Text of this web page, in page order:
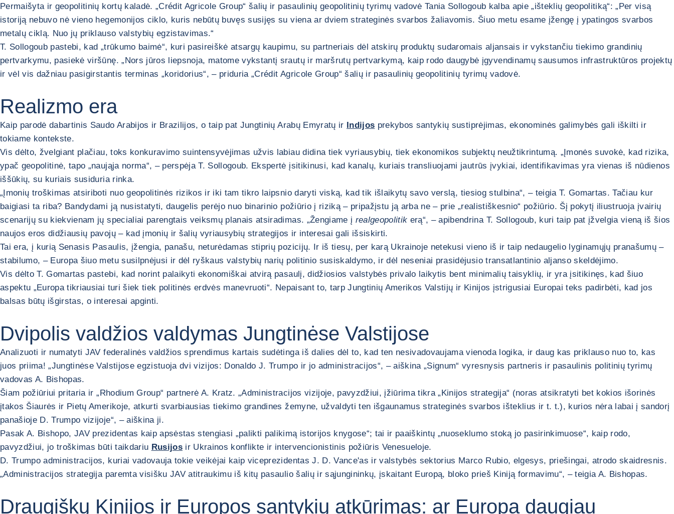
Permaišyta ir geopolitinių kortų kaladė. „Crédit Agricole Group“ šalių ir pasaulinių geopolitinių tyrimų vadovė Tania Sollogoub kalba apie „išteklių geopolitiką“: „Per visą
istoriją nebuvo nė vieno hegemonijos ciklo, kuris nebūtų buvęs susijęs su viena ar dviem strateginės svarbos žaliavomis. Šiuo metu esame įžengę į ypatingos svarbos
metalų ciklą. Nuo jų priklauso valstybių egzistavimas.“
T. Sollogoub pastebi, kad „trūkumo baimė“, kuri pasireiškė atsargų kaupimu, su partneriais dėl atskirų produktų sudaromais aljansais ir vykstančiu tiekimo grandinių
pertvarkymu, pasiekė viršūnę. „Nors jūros liepsnoja, matome vykstantį srautų ir maršrutų pertvarkymą, kaip rodo daugybė įgyvendinamų sausumos infrastruktūros projektų
ir vėl vis dažniau pasigirstantis terminas „koridorius“, – priduria „Crédit Agricole Group“ šalių ir pasaulinių geopolitinių tyrimų vadovė.
Realizmo era
Kaip parodė dabartinis Saudo Arabijos ir Brazilijos, o taip pat Jungtinių Arabų Emyratų ir Indijos prekybos santykių sustiprėjimas, ekonominės galimybės gali iškilti ir
tokiame kontekste.
Vis dėlto, žvelgiant plačiau, toks konkuravimo suintensyvėjimas užvis labiau didina tiek vyriausybių, tiek ekonomikos subjektų neužtikrintumą. „Įmonės suvokė, kad rizika,
ypač geopolitinė, tapo „naująja norma“, – perspėja T. Sollogoub. Ekspertė įsitikinusi, kad kanalų, kuriais transliuojami jautrūs įvykiai, identifikavimas yra vienas iš nūdienos
iššūkių, su kuriais susiduria rinka.
„Įmonių troškimas atsiriboti nuo geopolitinės rizikos ir iki tam tikro laipsnio daryti viską, kad tik išlaikytų savo verslą, tiesiog stulbina“, – teigia T. Gomartas. Tačiau kur
baigiasi ta riba? Bandydami ją nusistatyti, daugelis perėjo nuo binarinio požiūrio į riziką – pripažįstu ją arba ne – prie „realistiškesnio“ požiūrio. Šį pokytį iliustruoja įvairių
scenarijų su kiekvienam jų specialiai parengtais veiksmų planais atsiradimas. „Žengiame į realgeopolitik erą“, – apibendrina T. Sollogoub, kuri taip pat įžvelgia vieną iš šios
naujos eros didžiausių pavojų – kad įmonių ir šalių vyriausybių strategijos ir interesai gali išsiskirti.
Tai era, į kurią Senasis Pasaulis, įžengia, panašu, neturėdamas stiprių pozicijų. Ir iš tiesų, per karą Ukrainoje netekusi vieno iš ir taip nedaugelio lyginamųjų pranašumų –
stabilumo, – Europa šiuo metu susilpnėjusi ir dėl ryškaus valstybių narių politinio susiskaldymo, ir dėl neseniai prasidėjusio transatlantinio aljanso skeldėjimo.
Vis dėlto T. Gomartas pastebi, kad norint palaikyti ekonomiškai atvirą pasaulį, didžiosios valstybės privalo laikytis bent minimalių taisyklių, ir yra įsitikinęs, kad šiuo
aspektu „Europa tikriausiai turi šiek tiek politinės erdvės manevruoti“. Nepaisant to, tarp Jungtinių Amerikos Valstijų ir Kinijos įstrigusiai Europai teks padirbėti, kad jos
balsas būtų išgirstas, o interesai apginti.
Dvipolis valdžios valdymas Jungtinėse Valstijose
Analizuoti ir numatyti JAV federalinės valdžios sprendimus kartais sudėtinga iš dalies dėl to, kad ten nesivadovaujama vienoda logika, ir daug kas priklauso nuo to, kas
juos priima! „Jungtinėse Valstijose egzistuoja dvi vizijos: Donaldo J. Trumpo ir jo administracijos“, – aiškina „Signum“ vyresnysis partneris ir pasaulinis politinių tyrimų
vadovas A. Bishopas.
Šiam požiūriui pritaria ir „Rhodium Group“ partnerė A. Kratz. „Administracijos vizijoje, pavyzdžiui, įžiūrima tikra „Kinijos strategija“ (noras atsikratyti bet kokios išorinės
įtakos Šiaurės ir Pietų Amerikoje, atkurti svarbiausias tiekimo grandines žemyne, užvaldyti ten išgaunamus strateginės svarbos išteklius ir t. t.), kurios nėra labai į sandorį
panašioje D. Trumpo vizijoje“, – aiškina ji.
Pasak A. Bishopo, JAV prezidentas kaip apsėstas stengiasi „palikti palikimą istorijos knygose“; tai ir paaiškintų „nuoseklumo stoką jo pasirinkimuose“, kaip rodo,
pavyzdžiui, jo troškimas būti taikdariu Rusijos ir Ukrainos konflikte ir intervencionistinis požiūris Venesueloje.
D. Trumpo administracijos, kuriai vadovauja tokie veikėjai kaip viceprezidentas J. D. Vance'as ir valstybės sektorius Marco Rubio, elgesys, priešingai, atrodo skaidresnis.
„Administracijos strategija paremta visišku JAV atitraukimu iš kitų pasaulio šalių ir sąjungininkų, įskaitant Europą, bloko prieš Kiniją formavimu“, – teigia A. Bishopas.
Draugiškų Kinijos ir Europos santykių atkūrimas: ar Europa daugiau